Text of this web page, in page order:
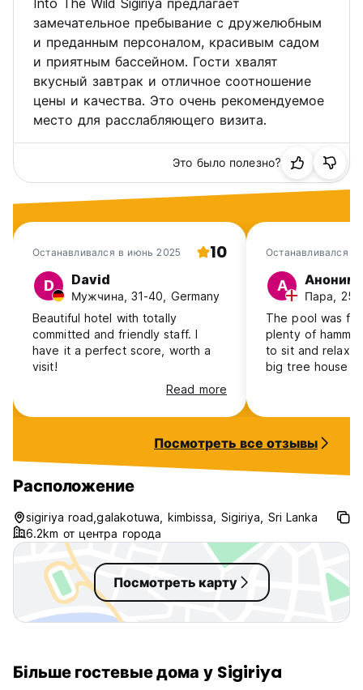
Into The Wild Sigiriya предлагает
замечательное пребывание с дружелюбным
и преданным персоналом, красивым садом
и приятным бассейном. Гости хвалят
вкусный завтрак и отличное соотношение
цены и качества. Это очень рекомендуемое
место для расслабляющего визита.
Это было полезно?
Останавливался в июнь 2025 10
D David
Мужчина, 31-40, Germany
Beautiful hotel with totally
committed and friendly staff. I
have it a perfect score, worth a
visit!
Read more
Останавливался в
А
Пара, 25-
The pool was
plenty of
to sit and relax.
big tree house
breakfast was
for lunch on our
longer and
Into the Wild
Посмотреть все отзывы
Расположение
sigiriya road,galakotuwa, kimbissa, Sigiriya, Sri Lanka
6.2km от центра города
Посмотреть карту
Більше гостевые дома у Sigiriya